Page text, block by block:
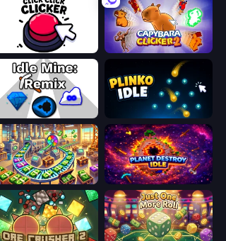
Click Click Clicker Capybara Clicker 2
Idle Mine: Remix Plinko Idle
Money Factory: Tycoon Idle Game Planet Destroy Idle